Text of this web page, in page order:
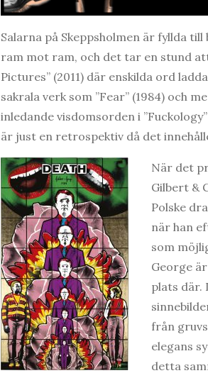
Salarna på Skeppsholmen är fyllda
ram mot ram, och det tar en stund
Pictures” (2011) där enskilda ord
sakrala verk som ”Fear” (1984) och
inledande visdomsorden i
är just en retrospektiv då det
När det
Gilbert &
Polske
när han
som
George
plats där.
från
elegans
detta